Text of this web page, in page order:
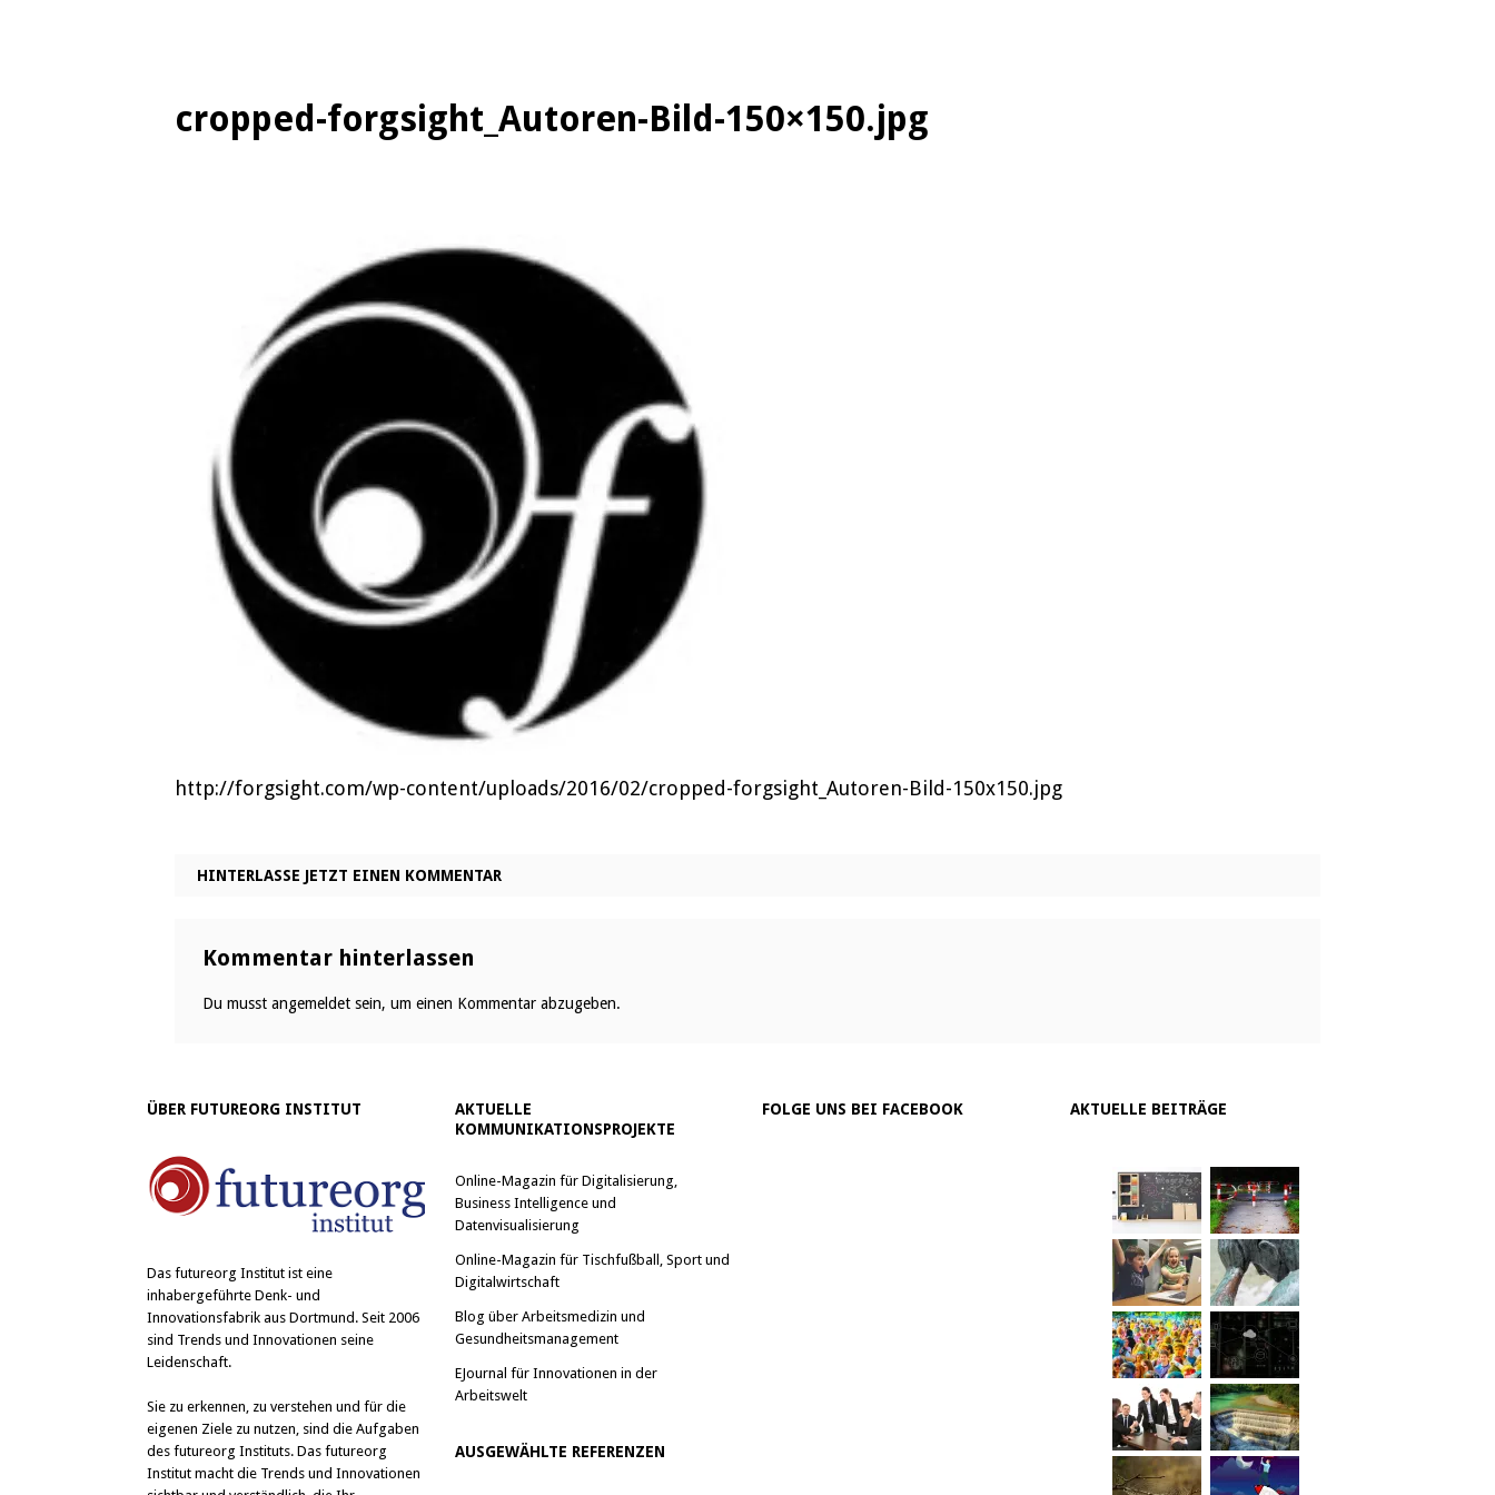
cropped-forgsight_Autoren-Bild-150×150.jpg
http://forgsight.com/wp-content/uploads/2016/02/cropped-forgsight_Autoren-Bild-150x150.jpg
HINTERLASSE JETZT EINEN KOMMENTAR
Kommentar hinterlassen
Du musst angemeldet sein, um einen Kommentar abzugeben.
ÜBER FUTUREORG INSTITUT
Das futureorg Institut ist eine
inhabergeführte Denk- und
Innovationsfabrik aus Dortmund. Seit 2006
sind Trends und Innovationen seine
Leidenschaft.
Sie zu erkennen, zu verstehen und für die
eigenen Ziele zu nutzen, sind die Aufgaben
des futureorg Instituts. Das futureorg
Institut macht die Trends und Innovationen
AKTUELLE
KOMMUNIKATIONSPROJEKTE
Online-Magazin für Digitalisierung,
Business Intelligence und
Datenvisualisierung
Online-Magazin für Tischfußball, Sport und
Digitalwirtschaft
Blog über Arbeitsmedizin und
Gesundheitsmanagement
EJournal für Innovationen in der
Arbeitswelt
AUSGEWÄHLTE REFERENZEN
FOLGE UNS BEI FACEBOOK AKTUELLE BEITRÄGE